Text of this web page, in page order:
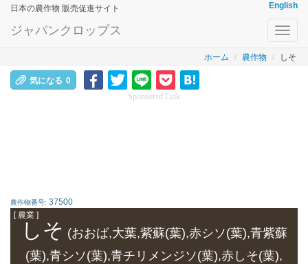
日本の農作物 販売促進サイト English
ジャパンクロップス
ホーム 農作物 しそ
気になる 0
Sponsored Link
農作物番号: 37500
[ 農業 ]
しそ (おおば,大葉,紫蘇(葉),赤シソ(葉),青紫蘇
(葉),青シソ(葉),青チリメンジソ(葉),赤しそ(葉),